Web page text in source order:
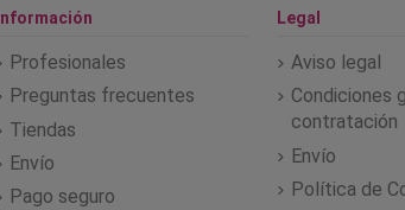
Información
Profesionales
Preguntas frecuentes
Tiendas
Envío
Pago seguro
Legal
Aviso legal
Condiciones
contratación
Envío
Política de